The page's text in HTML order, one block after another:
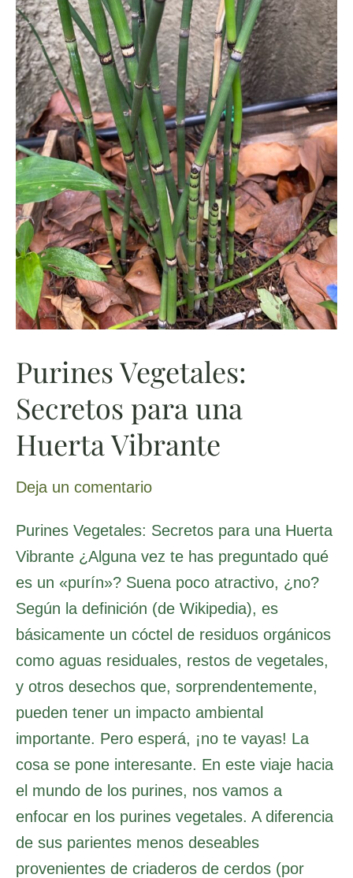
Purines Vegetales:
Secretos para una
Huerta Vibrante
Deja un comentario
Purines Vegetales: Secretos para una Huerta
Vibrante ¿Alguna vez te has preguntado qué
es un «purín»? Suena poco atractivo, ¿no?
Según la definición (de Wikipedia), es
básicamente un cóctel de residuos orgánicos
como aguas residuales, restos de vegetales,
y otros desechos que, sorprendentemente,
pueden tener un impacto ambiental
importante. Pero esperá, ¡no te vayas! La
cosa se pone interesante. En este viaje hacia
el mundo de los purines, nos vamos a
enfocar en los purines vegetales. A diferencia
de sus parientes menos deseables
provenientes de criaderos de cerdos (por